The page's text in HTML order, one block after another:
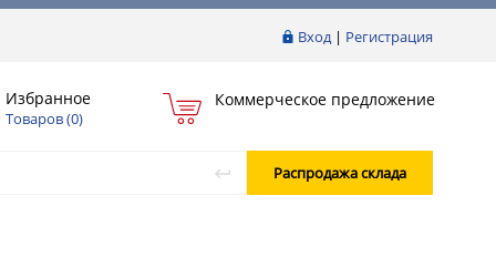
Вход| Регистрация
Избранное
Товаров (0)
Коммерческое предложение
Распродажа склада